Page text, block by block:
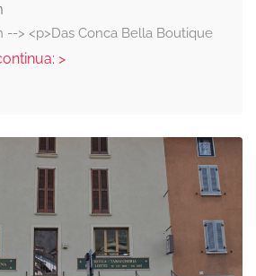
--> <p>Das Conca Bella Boutique
>